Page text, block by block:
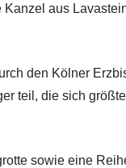
aus
den Kölner
teil, die sich
sowie eine